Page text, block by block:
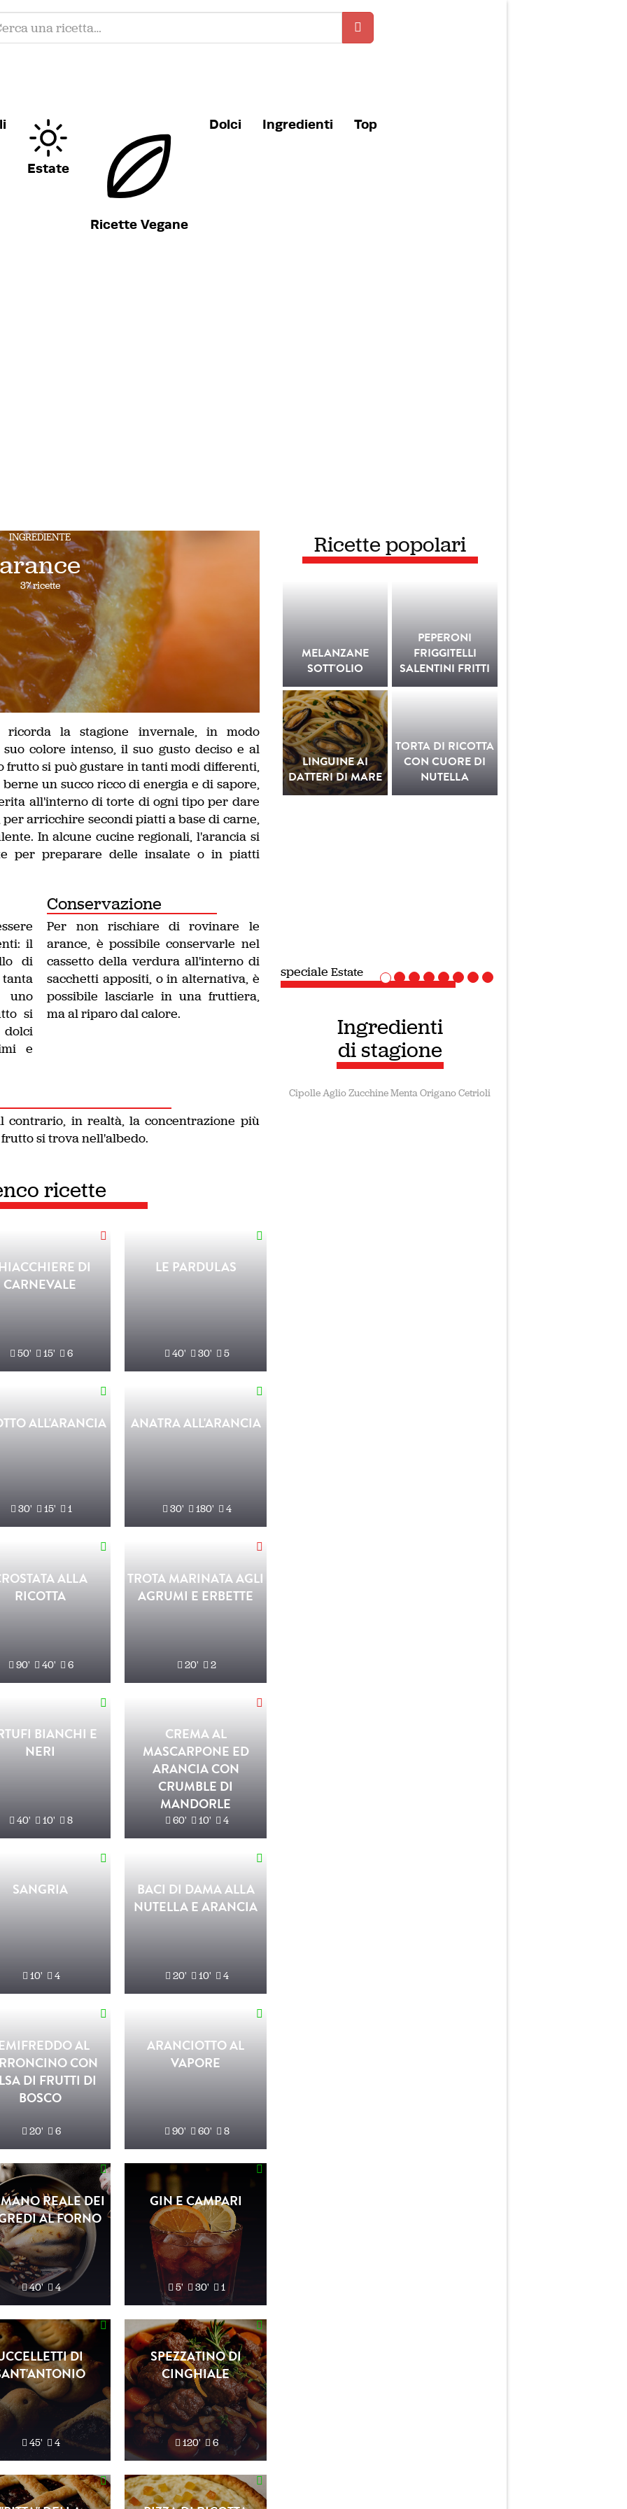
Estate
Ricette Vegane
Dolci Ingredienti Top
INGREDIENTE
arance
37 ricette
la stagione invernale, in modo
colore intenso, il suo gusto deciso e al
frutto si può gustare in tanti modi differenti,
un succo ricco di energia e di sapore,
all'interno di torte di ogni tipo per dare
arricchire secondi piatti a base di carne,
In alcune cucine regionali, l'arancia si
per preparare delle insalate o in piatti
il
di
si
e
Conservazione
Per non rischiare di rovinare le
arance, è possibile conservarle nel
cassetto della verdura all'interno di
sacchetti appositi, o in alternativa, è
possibile lasciarle in una fruttiera,
ma al riparo dal calore.
contrario, in realtà, la concentrazione più
si trova nell'albedo.
ricette
DI
CARNEVALE
50' 15' 6
LE PARDULAS
40' 30' 5
ALL'ARANCIA
30' 15' 1
ANATRA ALL'ARANCIA
30' 180' 4
ALLA
RICOTTA
90' 40' 6
TROTA MARINATA AGLI
AGRUMI E ERBETTE
20' 2
BIANCHI E
NERI
40' 10' 8
CREMA AL
MASCARPONE ED
ARANCIA CON
CRUMBLE DI
MANDORLE
60' 10' 4
SANGRIA
10' 4
BACI DI DAMA ALLA
NUTELLA E ARANCIA
20' 10' 4
AL
CON
DI FRUTTI DI
BOSCO
20' 6
ARANCIOTTO AL
VAPORE
90' 60' 8
REALE DEI
AL FORNO
40' 4
GIN E CAMPARI
5' 30' 1
DI
45' 4
SPEZZATINO DI
CINGHIALE
120' 6
Ricette popolari
MELANZANE
SOTT'OLIO
PEPERONI
FRIGGITELLI
SALENTINI FRITTI
LINGUINE AI
DATTERI DI MARE
TORTA DI RICOTTA
CON CUORE DI
NUTELLA
speciale Ricette Vegane
Ingredienti
di stagione
CipolleAglioZucchineMentaOriganoCetrioli